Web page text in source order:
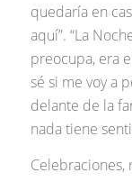
quedaría en
aquí”. “La
preocupa, era
sé si me voy a
delante de la
nada tiene
Celebraciones,